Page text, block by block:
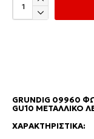
GRUNDIG 09960
U10 ΜΕΤΑΛΛΙΚΌ
ΧΑΡΑΚΤΗΡΙΣΤΙΚΆ: